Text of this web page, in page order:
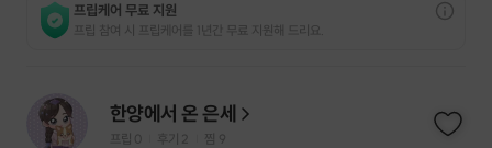
프립케어 무료 지원
프립 참여 시 프립케어를 1년간 무료 지원해 드리요.
한양에서 온 은세
프립 0 후기 2 찜 9